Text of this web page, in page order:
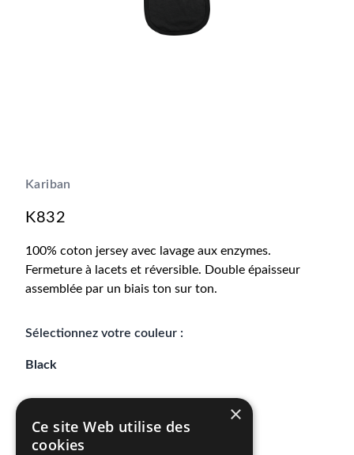
Kariban
K832
100% coton jersey avec lavage aux enzymes.
Fermeture à lacets et réversible. Double épaisseur
assemblée par un biais ton sur ton.
Sélectionnez votre couleur :
Black
×
Ce site Web utilise des
cookies